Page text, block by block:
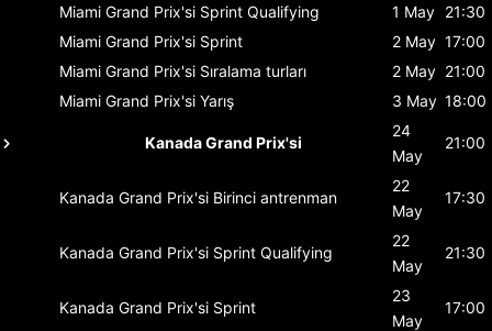
Miami Grand Prix'si Sprint Qualifying 1 May 21:30
Miami Grand Prix'si Sprint 2 May 17:00
Miami Grand Prix'si Sıralama turları 2 May 21:00
Miami Grand Prix'si Yarış 3 May 18:00
Kanada Grand Prix'si
24
May
21:00
Kanada Grand Prix'si Birinci antrenman
22
May
17:30
Kanada Grand Prix'si Sprint Qualifying
22
May
21:30
Kanada Grand Prix'si Sprint
23
May
17:00